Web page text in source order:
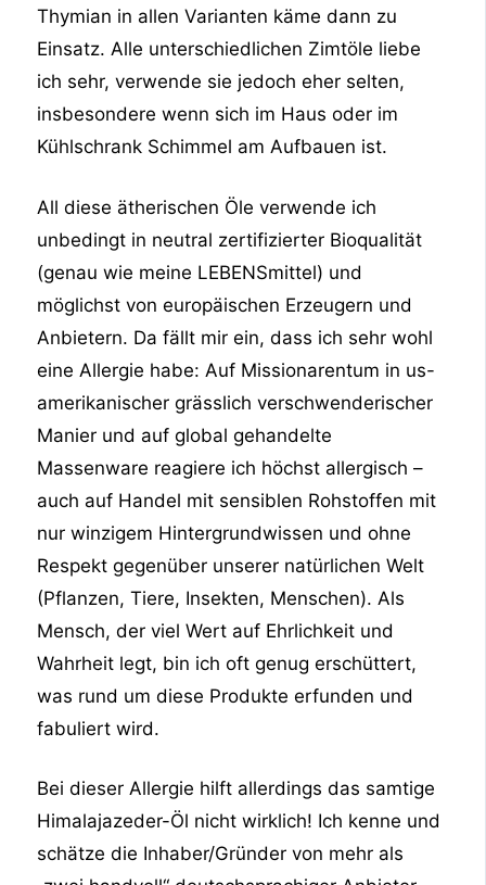
Thymian in allen Varianten käme dann zu
Einsatz. Alle unterschiedlichen Zimtöle liebe
ich sehr, verwende sie jedoch eher selten,
insbesondere wenn sich im Haus oder im
Kühlschrank Schimmel am Aufbauen ist.
All diese ätherischen Öle verwende ich
unbedingt in neutral zertifizierter Bioqualität
(genau wie meine LEBENSmittel) und
möglichst von europäischen Erzeugern und
Anbietern. Da fällt mir ein, dass ich sehr wohl
eine Allergie habe: Auf Missionarentum in us-
amerikanischer grässlich verschwenderischer
Manier und auf global gehandelte
Massenware reagiere ich höchst allergisch –
auch auf Handel mit sensiblen Rohstoffen mit
nur winzigem Hintergrundwissen und ohne
Respekt gegenüber unserer natürlichen Welt
(Pflanzen, Tiere, Insekten, Menschen). Als
Mensch, der viel Wert auf Ehrlichkeit und
Wahrheit legt, bin ich oft genug erschüttert,
was rund um diese Produkte erfunden und
fabuliert wird.
Bei dieser Allergie hilft allerdings das samtige
Himalajazeder-Öl nicht wirklich! Ich kenne und
schätze die Inhaber/Gründer von mehr als